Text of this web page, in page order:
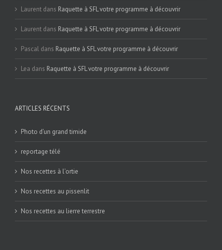
Laurent dans Raquette à SFL votre programme à découvrir
Laurent dans Raquette à SFL votre programme à découvrir
Pascal dans Raquette à SFL votre programme à découvrir
Lea dans Raquette à SFL votre programme à découvrir
ARTICLES RÉCENTS
Photo d’un grand timide
reportage télé
Nos recettes à l’ortie
Nos recettes au pissenlit
Nos recettes au lierre terrestre